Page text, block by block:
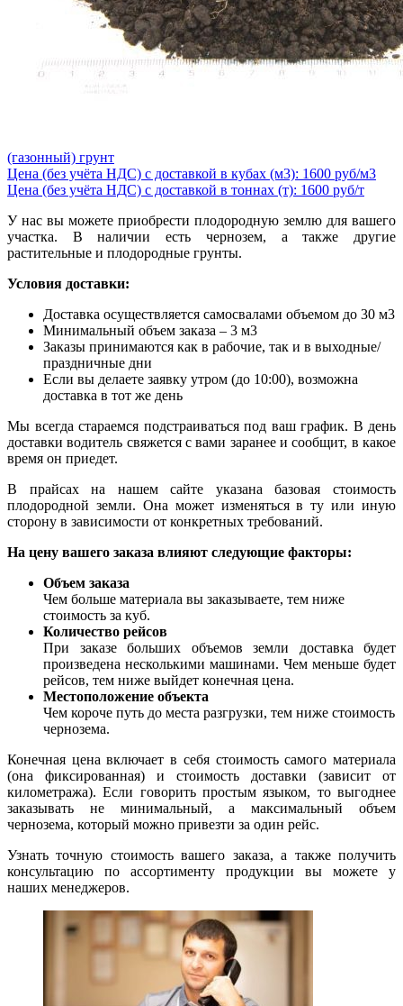
(газонный) грунт
Цена (без учёта НДС) с доставкой в кубах (м3): 1600 руб/м3
Цена (без учёта НДС) с доставкой в тоннах (т): 1600 руб/т
У нас вы можете приобрести плодородную землю для вашего
участка. В наличии есть чернозем, а также другие
растительные и плодородные грунты.
Условия доставки:
Доставка осуществляется самосвалами объемом до 30 м3
Минимальный объем заказа – 3 м3
Заказы принимаются как в рабочие, так и в выходные/
праздничные дни
Если вы делаете заявку утром (до 10:00), возможна
доставка в тот же день
Мы всегда стараемся подстраиваться под ваш график. В день
доставки водитель свяжется с вами заранее и сообщит, в какое
время он приедет.
В прайсах на нашем сайте указана базовая стоимость
плодородной земли. Она может изменяться в ту или иную
сторону в зависимости от конкретных требований.
На цену вашего заказа влияют следующие факторы:
Объем заказа
Чем больше материала вы заказываете, тем ниже
стоимость за куб.
Количество рейсов
При заказе больших объемов земли доставка будет
произведена несколькими машинами. Чем меньше будет
рейсов, тем ниже выйдет конечная цена.
Местоположение объекта
Чем короче путь до места разгрузки, тем ниже стоимость
чернозема.
Конечная цена включает в себя стоимость самого материала
(она фиксированная) и стоимость доставки (зависит от
километража). Если говорить простым языком, то выгоднее
заказывать не минимальный, а максимальный объем
чернозема, который можно привезти за один рейс.
Узнать точную стоимость вашего заказа, а также получить
консультацию по ассортименту продукции вы можете у
наших менеджеров.